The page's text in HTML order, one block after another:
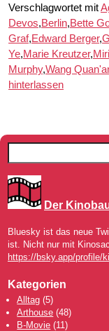
Verschlagwortet mit
Devos,Berlin,Bette
Graf,Edward Berger,
Ye,Marie Kreutzer,
Murphy,Wang
hinterlassen
Der
Bluesky ist das neue
ist. Nicht nur mit
https://bsky.app/profile/
Kategorien
Alltag (5)
Arthouse (48)
B-Movie (11)